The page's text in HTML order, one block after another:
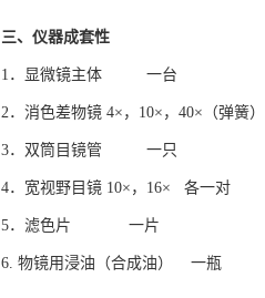
三、仪器成套性
1．显微镜主体 一台
2．消色差物镜 4×，10×，40×（弹簧
3．双筒目镜管 一只
4．宽视野目镜 10×，16× 各一对
5．滤色片 一片
6. 物镜用浸油（合成油） 一瓶